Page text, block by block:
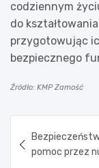
codziennym
do
przygotowując
bezpiecznego
Źródło: KMP Zamość
wpisu
pomoc przez